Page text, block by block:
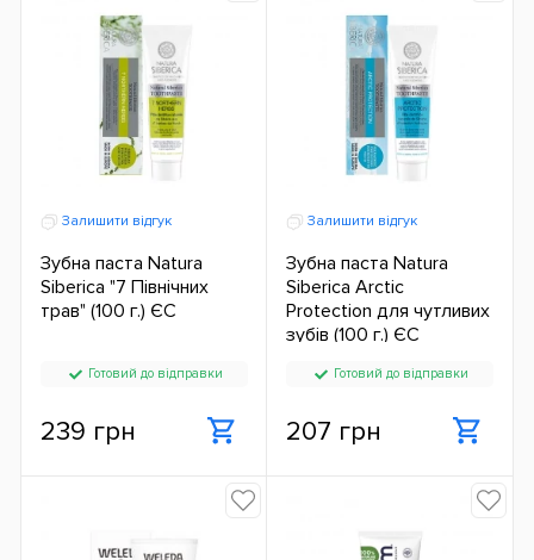
Залишити відгук
Зубна паста Natura
Siberica "7 Північних
трав" (100 г.) ЄС
Готовий до відправки
239 грн
Залишити відгук
Зубна паста Natura
Siberica Arctic
Protection для чутливих
зубів (100 г.) ЄС
Готовий до відправки
207 грн